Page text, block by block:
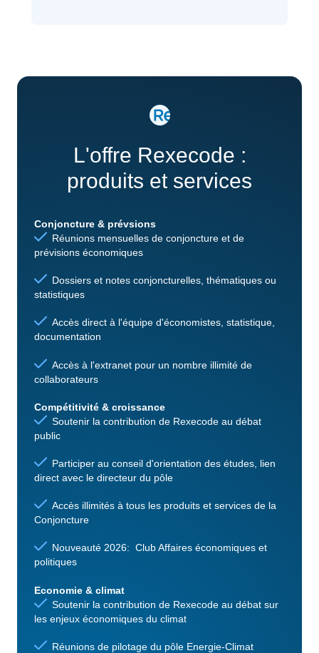
L'offre Rexecode :
produits et services
Conjoncture & prévsions
Réunions mensuelles de conjoncture et de
prévisions économiques
Dossiers et notes conjoncturelles, thématiques ou
statistiques
Accès direct à l'équipe d'économistes, statistique,
documentation
Accès à l'extranet pour un nombre illimité de
collaborateurs
Compétitivité & croissance
Soutenir la contribution de Rexecode au débat
public
Participer au conseil d'orientation des études, lien
direct avec le directeur du pôle
Accès illimités à tous les produits et services de la
Conjoncture
Nouveauté 2026: Club Affaires économiques et
politiques
Economie & climat
Soutenir la contribution de Rexecode au débat sur
les enjeux économiques du climat
Réunions de pilotage du pôle Energie-Climat